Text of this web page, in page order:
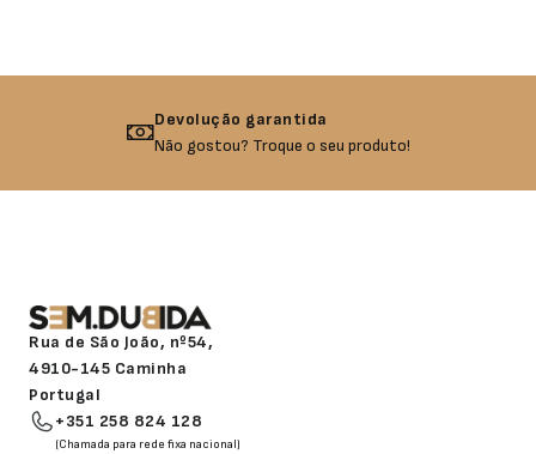
Devolução garantida
Não gostou? Troque o seu produto!
Rua de São João, nº54,
4910-145 Caminha
Portugal
+351 258 824 128
(Chamada para rede fixa nacional)